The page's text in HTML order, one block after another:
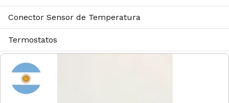
Conector Sensor de Temperatura
Termostatos